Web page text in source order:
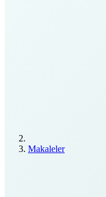
Makaleler